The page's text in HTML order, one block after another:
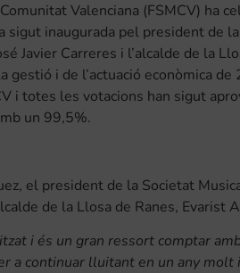
Valenciana (FSMCV) ha
inaugurada pel president de
Javier Carreres i l’alcalde de la
gestió i de l’actuació econòmica
i totes les votacions han sigut
un 99,5%.
el president de la Societat
de la Llosa de Ranes, Evarist
i és un gran ressort comptar
a continuar lluitant en un any